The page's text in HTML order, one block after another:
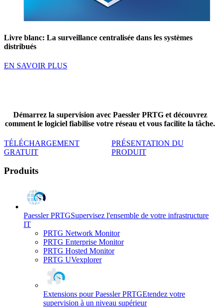
Livre blanc: La surveillance centralisée dans les systèmes
distribués
EN SAVOIR PLUS
Démarrez la supervision avec Paessler PRTGet découvrez
comment le logiciel fiabilise votre réseau et vous facilite la tâche.
TÉLÉCHARGEMENT
GRATUIT
PRÉSENTATION DU
PRODUIT
Produits
Paessler PRTGSupervisez l'ensemble de votre infrastructure
IT
PRTG Network Monitor
PRTG Enterprise Monitor
PRTG Hosted Monitor
PRTG UVexplorer
Extensions pour Paessler PRTGEtendez votre
supervision à un niveau supérieur